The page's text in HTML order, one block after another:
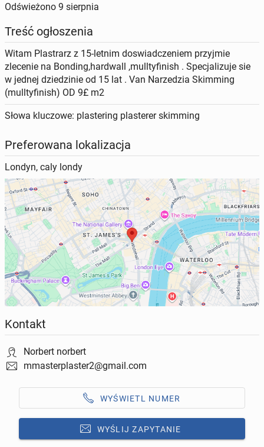
Odświeżono 9 sierpnia
Treść ogłoszenia
Witam Plastrarz z 15-letnim doswiadczeniem przyjmie
zlecenie na Bonding,hardwall ,mulltyfinish . Specjalizuje sie
w jednej dziedzinie od 15 lat . Van Narzedzia Skimming
(mulltyfinish) OD 9£ m2
Słowa kluczowe: plastering plasterer skimming
Preferowana lokalizacja
Londyn, caly londy
Kontakt
Norbert norbert
mmasterplaster2@gmail.com
WYŚWIETL NUMER
WYŚLIJ ZAPYTANIE